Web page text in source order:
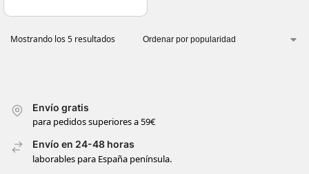
Mostrando los 5 resultados
Envío gratis
para pedidos superiores a 59€
Envío en 24-48 horas
laborables para España península.